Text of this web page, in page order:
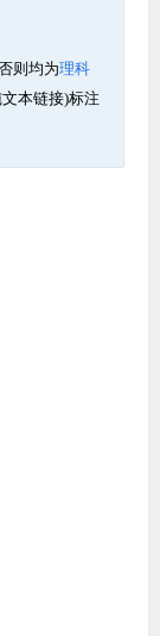
则均为理科
本链接)标注